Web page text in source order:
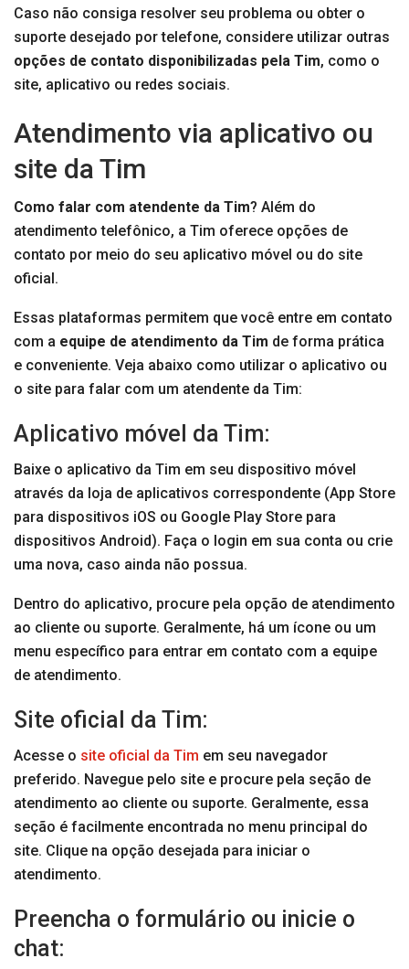
Caso não consiga resolver seu problema ou obter o
suporte desejado por telefone, considere utilizar outras
opções de contato disponibilizadas pela Tim, como o
site, aplicativo ou redes sociais.
Atendimento via aplicativo ou
site da Tim
Como falar com atendente da Tim? Além do
atendimento telefônico, a Tim oferece opções de
contato por meio do seu aplicativo móvel ou do site
oficial.
Essas plataformas permitem que você entre em contato
com a equipe de atendimento da Tim de forma prática
e conveniente. Veja abaixo como utilizar o aplicativo ou
o site para falar com um atendente da Tim:
Aplicativo móvel da Tim:
Baixe o aplicativo da Tim em seu dispositivo móvel
através da loja de aplicativos correspondente (App Store
para dispositivos iOS ou Google Play Store para
dispositivos Android). Faça o login em sua conta ou crie
uma nova, caso ainda não possua.
Dentro do aplicativo, procure pela opção de atendimento
ao cliente ou suporte. Geralmente, há um ícone ou um
menu específico para entrar em contato com a equipe
de atendimento.
Site oficial da Tim:
Acesse o site oficial da Tim em seu navegador
preferido. Navegue pelo site e procure pela seção de
atendimento ao cliente ou suporte. Geralmente, essa
seção é facilmente encontrada no menu principal do
site. Clique na opção desejada para iniciar o
atendimento.
Preencha o formulário ou inicie o
chat: